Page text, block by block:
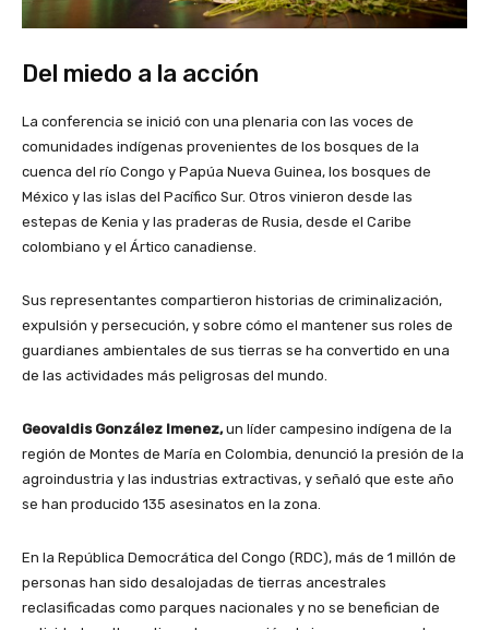
Del miedo a la acción
La conferencia se inició con una plenaria con las voces de
comunidades indígenas provenientes de los bosques de la
cuenca del río Congo y Papúa Nueva Guinea, los bosques de
México y las islas del Pacífico Sur. Otros vinieron desde las
estepas de Kenia y las praderas de Rusia, desde el Caribe
colombiano y el Ártico canadiense.
Sus representantes compartieron historias de criminalización,
expulsión y persecución, y sobre cómo el mantener sus roles de
guardianes ambientales de sus tierras se ha convertido en una
de las actividades más peligrosas del mundo.
Geovaldis González Imenez,un líder campesino indígena de la
región de Montes de María en Colombia, denunció la presión de la
agroindustria y las industrias extractivas, y señaló que este año
se han producido 135 asesinatos en la zona.
En la República Democrática del Congo (RDC), más de 1 millón de
personas han sido desalojadas de tierras ancestrales
reclasificadas como parques nacionales y no se benefician de